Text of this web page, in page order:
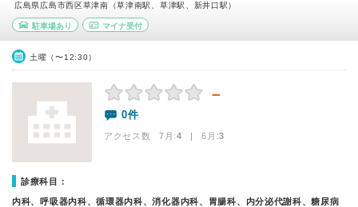
広島県広島市西区草津南（草津南駅、草津駅、新井口駅）
駐車場あり マイナ受付
土曜（〜12:30）
－
0件
アクセス数 7月:4 | 6月:3
診療科目：
内科、呼吸器内科、循環器内科、消化器内科、胃腸科、内分泌代謝科、糖尿病